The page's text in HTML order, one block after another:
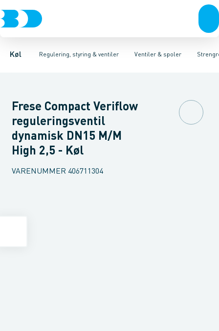
Køl Regulering, styring & ventiler
KompressorerKondenseringsaggregaterFordampere
Ventiler & spoler
Pressostater & termostaterSensorer & transmitterer
Magnetventiler til vandMagnetventiler til kølemiddel
Frese Compact Veriflow
reguleringsventil
dynamisk DN15 M/M
High 2,5 - Køl
VARENUMMER 406711304